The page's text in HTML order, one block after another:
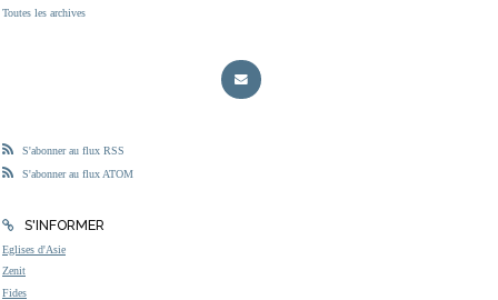
Toutes les archives
S'abonner au flux RSS
S'abonner au flux ATOM
S'INFORMER
Eglises d'Asie
Zenit
Fides